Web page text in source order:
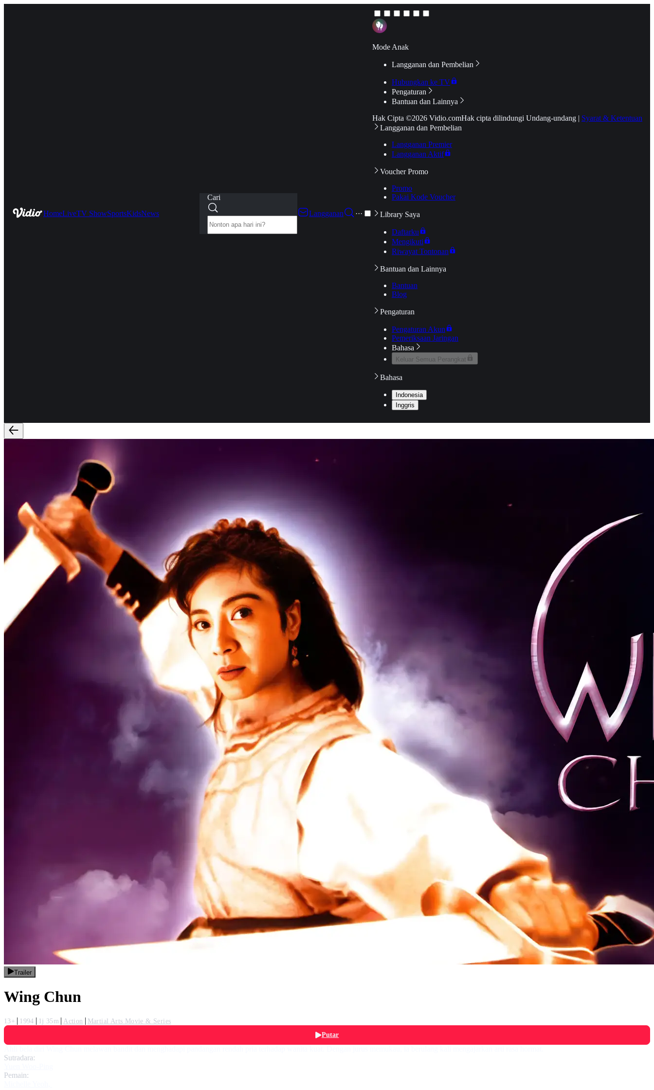
HomeLiveTV ShowSportsKidsNews
Cari
Langganan
···
Mode Anak
Langganan dan Pembelian
Hubungkan ke TV
Pengaturan
Bantuan dan Lainnya
Hak Cipta ©2026 Vidio.comHak cipta dilindungi Undang-undang | Syarat & Ketentuan
Langganan dan Pembelian
Langganan Premier
Langganan Aktif
Voucher Promo
Promo
Pakai Kode Voucher
Library Saya
Daftarku
Mengikuti
Riwayat Tontonan
Bantuan dan Lainnya
Bantuan
Blog
Pengaturan
Pengaturan Akun
Pemeriksaan Jaringan
Bahasa
Keluar Semua Perangkat
Bahasa
Indonesia
Inggris
Trailer
Wing Chun
13+ 1994 1j 35m Action
Martial Arts Movie & Series
Putar
Sutradara:
Pemain: